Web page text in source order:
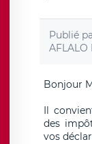
Publié
AFLALO
Bonjour
Il
des
vos